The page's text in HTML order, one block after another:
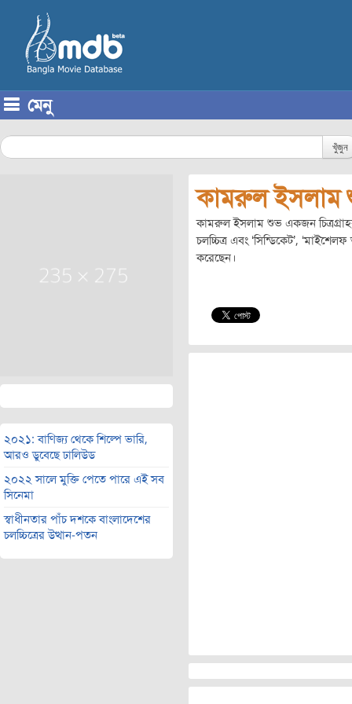
মেনু
খুঁজুন
২০২১: বাণিজ্য থেকে শিল্পে ভারি,
আরও ডুবেছে ঢালিউড
২০২২ সালে মুক্তি পেতে পারে এই সব
সিনেমা
স্বাধীনতার পাঁচ দশকে বাংলাদেশের
চলচ্চিত্রের উত্থান-পতন
কামরুল ইসলাম
কামরুল ইসলাম শুভ একজন চিত্রগ্রাহক।
চলচ্চিত্র এবং ‘সিন্ডিকেট’,
করেছেন।